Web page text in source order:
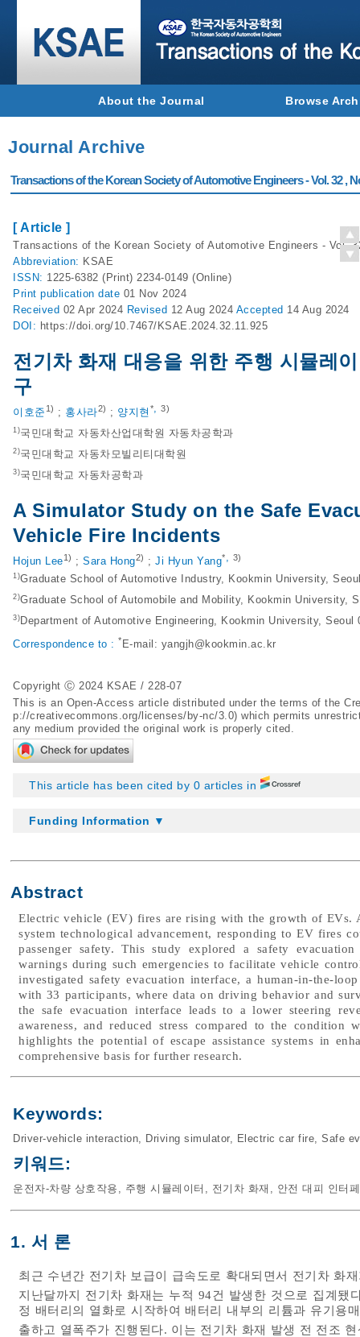
About the Journal Browse
Journal Archive
Transactions of the Korean Society of Automotive Engineers - Vol. 32 ,
[ Article ]
Transactions of the Korean Society of Automotive Engineers - Vol.
Abbreviation: KSAE
ISSN: 1225-6382 (Print) 2234-0149 (Online)
Print publication date 01 Nov 2024
Received 02 Apr 2024 Revised 12 Aug 2024 Accepted 14 Aug 2024
DOI: https://doi.org/10.7467/KSAE.2024.32.11.925
전기차 화재 대응을 위한 주행 시뮬레
구
이호준 1) ; 홍사라2) ; 양지현 *, 3)
1)국민대학교 자동차산업대학원 자동차공학과
2)국민대학교 자동차모빌리티대학원
3)국민대학교 자동차공학과
A Simulator Study on the Safe
Vehicle Fire Incidents
Hojun Lee1) ; Sara Hong2) ; Ji Hyun Yang*, 3)
1)Graduate School of Automotive Industry, Kookmin University,
2)Graduate School of Automobile and Mobility, Kookmin University,
3) Department of Automotive Engineering, Kookmin University, Seoul
Correspondence to : * E-mail: yangjh@kookmin.ac.kr
Copyright Ⓒ 2024 KSAE / 228-07
This is an Open-Access article distributed under the terms of the
p://creativecommons.org/licenses/by-nc/3.0) which permits
any medium provided the original work is properly cited.
This article has been cited by 0 articles in
Funding Information ▼
Abstract
Electric vehicle (EV) fires are rising with the growth of EVs.
system technological advancement, responding to EV fires
passenger safety. This study explored a safety
warnings during such emergencies to facilitate vehicle
investigated safety evacuation interface, a human-in-the-
with 33 participants, where data on driving behavior and
the safe evacuation interface leads to a lower steering
awareness, and reduced stress compared to the condition
highlights the potential of escape assistance systems in
comprehensive basis for further research.
Keywords:
Driver-vehicle interaction, Driving simulator, Electric car fire, Safe
키워드:
운전자-차량 상호작용 , 주행 시뮬레이터 , 전기차 화재 , 안전 대피 인터
1. 서 론
최근 수년간 전기차 보급이 급속도로 확대되면서 전기차 화
지난달까지 전기차 화재는 누적 94건 발생한 것으로 집계됐
정 배터리의 열화로 시작하여 배터리 내부의 리튬과 유기용
출하고 열폭주가 진행된다. 이는 전기차 화재 발생 전 전조